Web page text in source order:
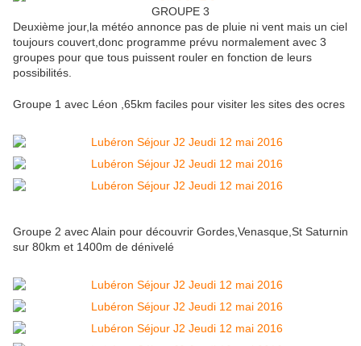
GROUPE 3
Deuxième jour,la météo annonce pas de pluie ni vent mais un ciel
toujours couvert,donc programme prévu normalement avec 3
groupes pour que tous puissent rouler en fonction de leurs
possibilités.
Groupe 1 avec Léon ,65km faciles pour visiter les sites des ocres
Groupe 2 avec Alain pour découvrir Gordes,Venasque,St Saturnin
sur 80km et 1400m de dénivelé